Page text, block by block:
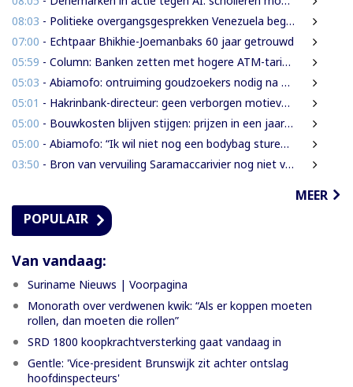
08:03 - Politieke overgangsgesprekken Venezuela beginnen zonder Machado
07:00 - Echtpaar Bhikhie-Joemanbaks 60 jaar getrouwd
05:59 - Column: Banken zetten met hogere ATM-tarieven digitale economie op achterstand
05:03 - Abiamofo: ontruiming goudzoekers nodig na dodelijke risico’s in Moeroekreek en 21 Bergi
05:01 - Hakrinbank-directeur: geen verborgen motieven bij verkoop DSB-belang
05:00 - Bouwkosten blijven stijgen: prijzen in een jaar tijd gemiddeld 7,3% hoger
05:00 - Abiamofo: “Ik wil niet nog een bodybag sturen naar dat gebied”
03:50 - Bron van vervuiling Saramaccarivier nog niet vastgesteld, onderzoek in afrondende fase
MEER
POPULAIR
Van vandaag:
Suriname Nieuws | Voorpagina
Monorath over verdwenen kwik: “Als er koppen moeten
rollen, dan moeten die rollen”
SRD 1800 koopkrachtversterking gaat vandaag in
Gentle: 'Vice-president Brunswijk zit achter ontslag
hoofdinspecteurs'